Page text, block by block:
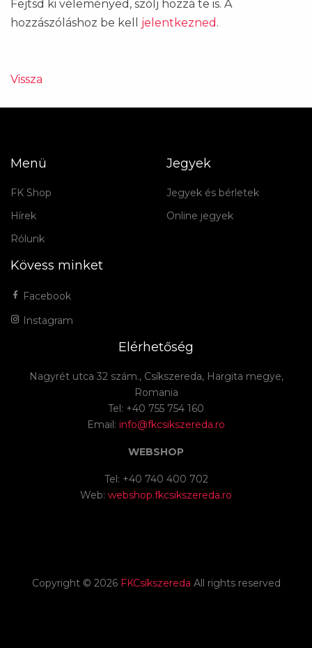
Fejtsd ki véleményed, szólj hozzá te is. A
hozzászóláshoz be kell jelentkezned .
Vissza
Menü
FK Shop
Hírek
Rólunk
Jegyek
Jegyek és bérletek
Online jegyek
Kövess minket
Facebook
Instagram
Elérhetőség
Nagyrét utca 32 szám., Csíkszereda, Hargita megye,
Romania
Tel: +40 755 754 160
Email: info@fkcsikszereda.ro
WEBSHOP
Tel: +40 740 400 702
Web: webshop.fkcsikszereda.ro
Copyright © 2026 FKCsíkszereda All rights reserved